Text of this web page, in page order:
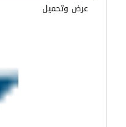
عرض وتحميل